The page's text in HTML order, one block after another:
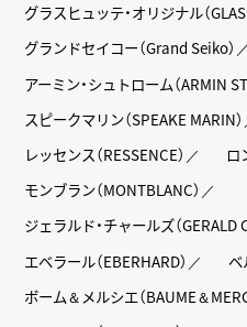
グラスヒュッテ・オリジナル（
グランドセイコー（Grand Seiko）
アーミン・シュトローム（ARMIN
スピークマリン（SPEAKE MARIN）
レッセンス（RESSENCE）
ロ
モンブラン（MONTBLANC）
ジェラルド・チャールズ（GERALD
エベラール（EBERHARD）
ベ
ボーム＆メルシエ（BAUME＆